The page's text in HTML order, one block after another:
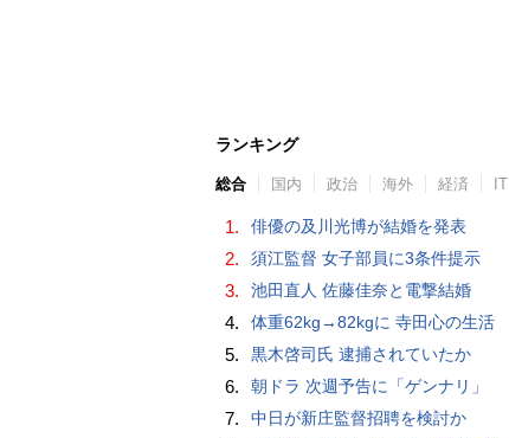
ランキング
総合 国内 政治 海外 経済 IT
1. 俳優の及川光博が結婚を発表
2. 須江監督 女子部員に3条件提示
3. 池田直人 佐藤佳奈と電撃結婚
4. 体重62kg→82kgに 寺田心の生活
5. 黒木啓司氏 逮捕されていたか
6. 朝ドラ 次週予告に「ゲンナリ」
7. 中日が新庄監督招聘を検討か